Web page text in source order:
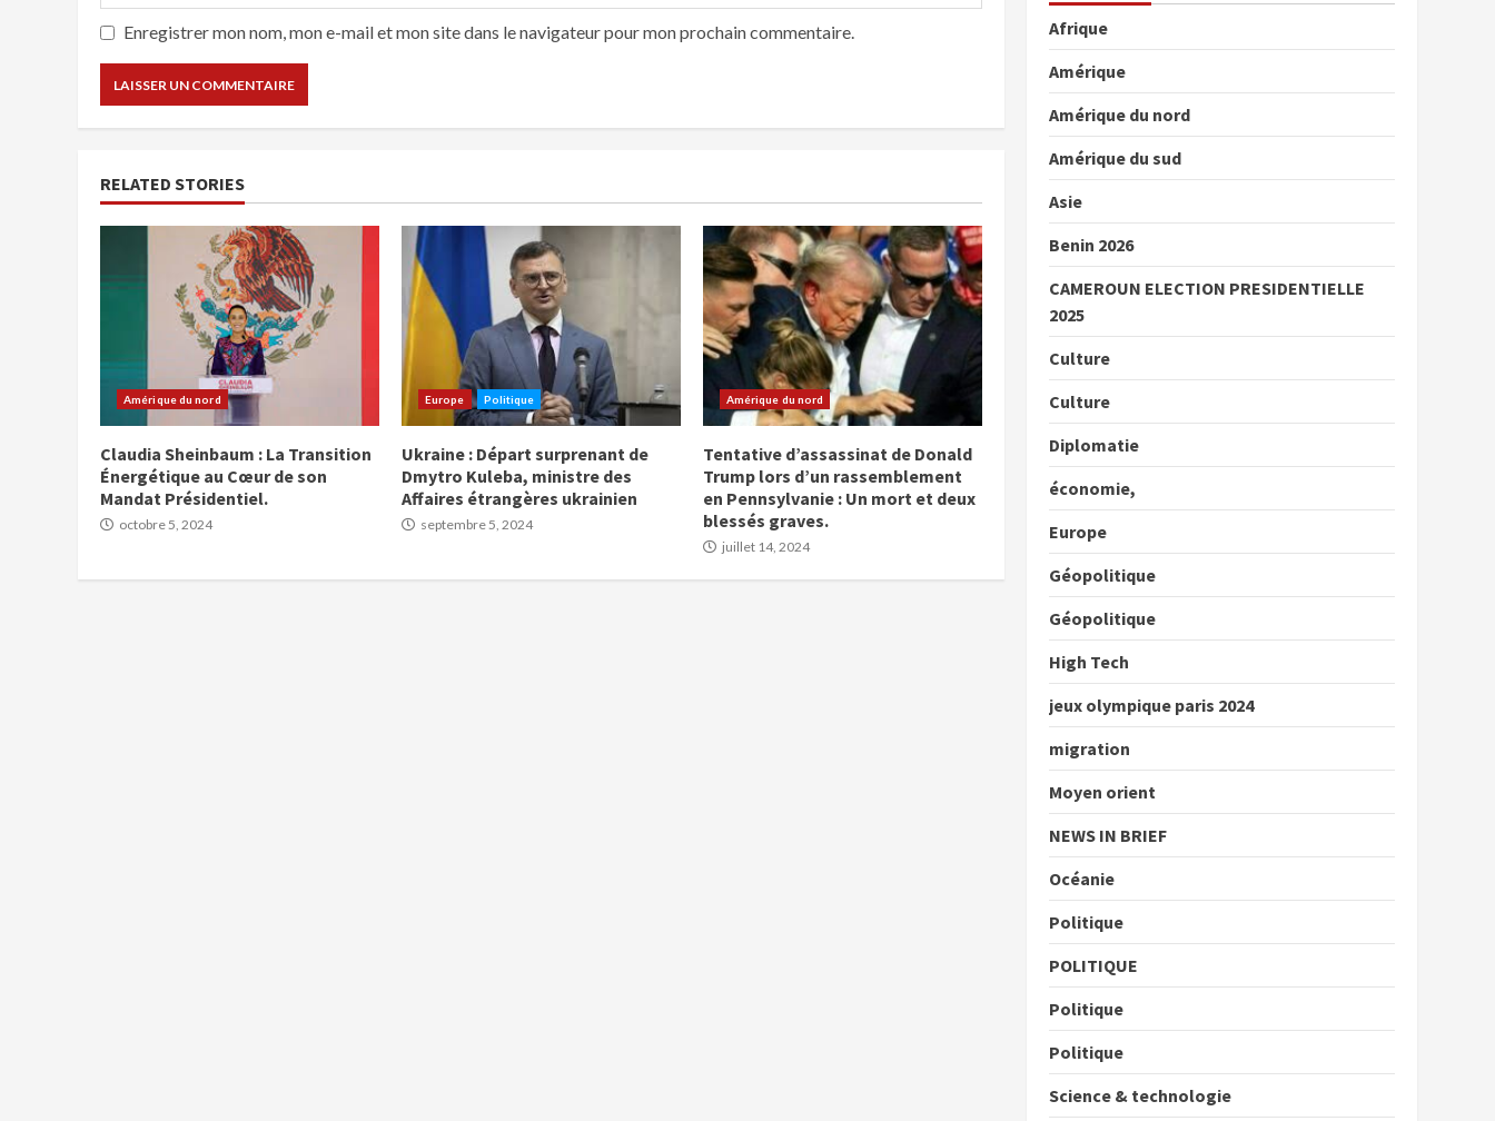
Enregistrer mon nom, mon e-mail et mon site dans le navigateur pour mon prochain commentaire.
RELATED STORIES
Amérique du nord
Claudia Sheinbaum : La Transition
Énergétique au Cœur de son
Mandat Présidentiel.
octobre 5, 2024
Europe Politique
Ukraine : Départ surprenant de
Dmytro Kuleba, ministre des
Affaires étrangères ukrainien
septembre 5, 2024
Amérique du nord
Tentative d’assassinat de Donald
Trump lors d’un rassemblement
en Pennsylvanie : Un mort et deux
blessés graves.
juillet 14, 2024
Afrique
Amérique
Amérique du nord
Amérique du sud
Asie
Benin 2026
CAMEROUN ELECTION PRESIDENTIELLE
2025
Culture
Culture
Diplomatie
économie,
Europe
Géopolitique
Géopolitique
High Tech
jeux olympique paris 2024
migration
Moyen orient
NEWS IN BRIEF
Océanie
Politique
POLITIQUE
Politique
Politique
Science & technologie